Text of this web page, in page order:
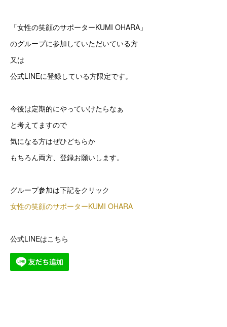
「女性の笑顔のサポーターKUMI OHARA」
のグループに参加していただいている方
又は
公式LINEに登録している方限定です。
今後は定期的にやっていけたらなぁ
と考えてますので
気になる方はぜひどちらか
もちろん両方、登録お願いします。
グループ参加は下記をクリック
女性の笑顔のサポーターKUMI OHARA
公式LINEはこちら